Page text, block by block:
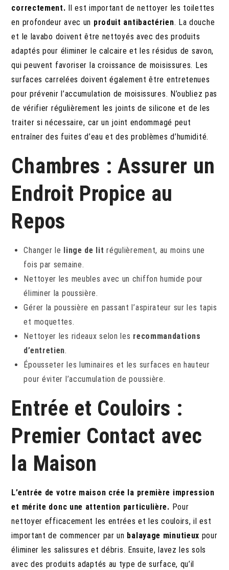
correctement. Il est important de nettoyer les toilettes
en profondeur avec un produit antibactérien. La douche
et le lavabo doivent être nettoyés avec des produits
adaptés pour éliminer le calcaire et les résidus de savon,
qui peuvent favoriser la croissance de moisissures. Les
surfaces carrelées doivent également être entretenues
pour prévenir l’accumulation de moisissures. N’oubliez pas
de vérifier régulièrement les joints de silicone et de les
traiter si nécessaire, car un joint endommagé peut
entraîner des fuites d’eau et des problèmes d’humidité.
Chambres : Assurer un
Endroit Propice au
Repos
Changer le linge de lit régulièrement, au moins une
fois par semaine.
Nettoyer les meubles avec un chiffon humide pour
éliminer la poussière.
Gérer la poussière en passant l’aspirateur sur les tapis
et moquettes.
Nettoyer les rideaux selon les recommandations
d’entretien.
Épousseter les luminaires et les surfaces en hauteur
pour éviter l’accumulation de poussière.
Entrée et Couloirs :
Premier Contact avec
la Maison
L’entrée de votre maison crée la première impression
et mérite donc une attention particulière. Pour
nettoyer efficacement les entrées et les couloirs, il est
important de commencer par un balayage minutieux pour
éliminer les salissures et débris. Ensuite, lavez les sols
avec des produits adaptés au type de surface, qu’il